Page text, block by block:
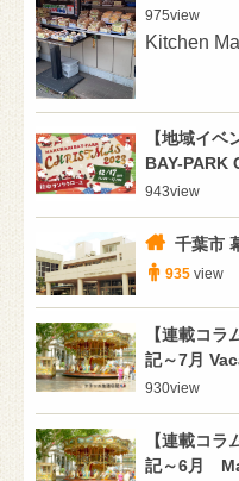
975view
Kitchen
【地域イ
BAY-PARK
943view
千葉市
935 view
【連載コ
記～7月
930view
【連載コ
記～6月